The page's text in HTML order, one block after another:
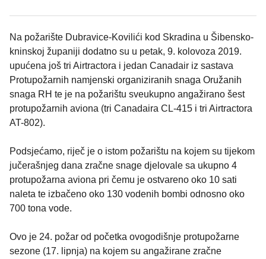
Na požarište Dubravice-Kovilići kod Skradina u Šibensko-
kninskoj županiji dodatno su u petak, 9. kolovoza 2019.
upućena još tri Airtractora i jedan Canadair iz sastava
Protupožarnih namjenski organiziranih snaga Oružanih
snaga RH te je na požarištu sveukupno angažirano šest
protupožarnih aviona (tri Canadaira CL-415 i tri Airtractora
AT-802).
Podsjećamo, riječ je o istom požarištu na kojem su tijekom
jučerašnjeg dana zračne snage djelovale sa ukupno 4
protupožarna aviona pri čemu je ostvareno oko 10 sati
naleta te izbačeno oko 130 vodenih bombi odnosno oko
700 tona vode.
Ovo je 24. požar od početka ovogodišnje protupožarne
sezone (17. lipnja) na kojem su angažirane zračne